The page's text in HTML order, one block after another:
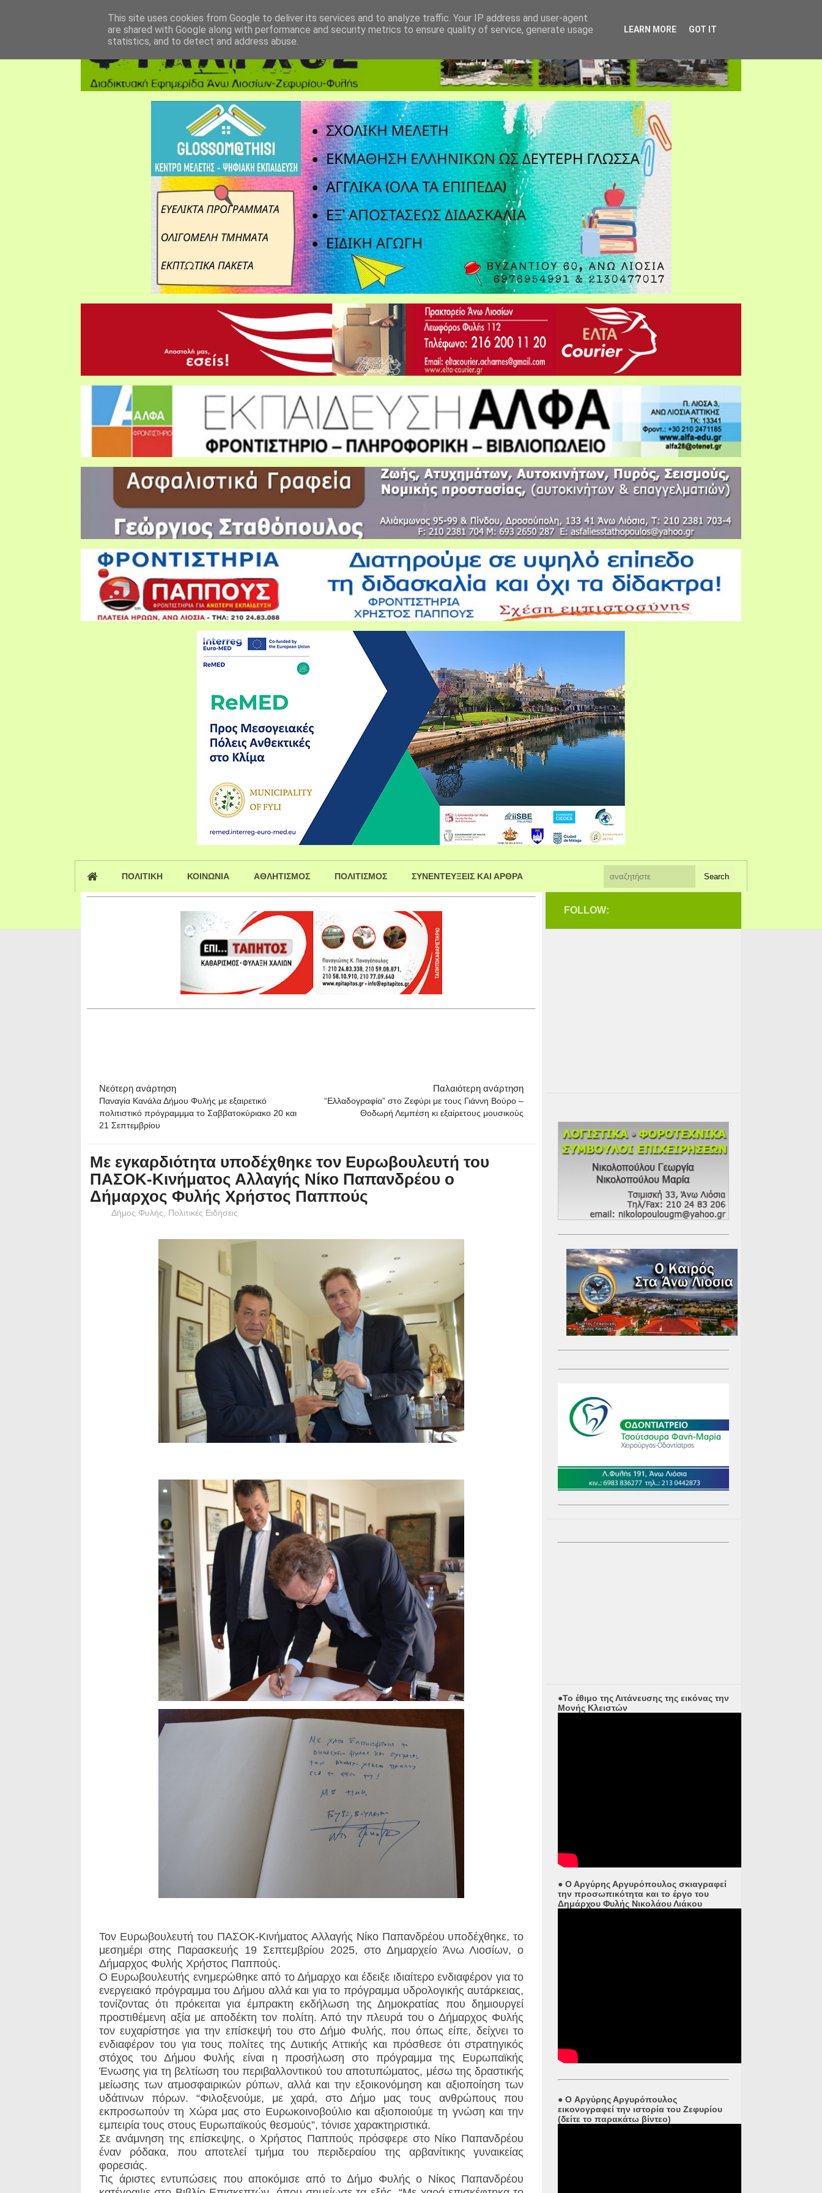
ΠΟΛΙΤΙΚΗ ΚΟΙΝΩΝΙΑ ΑΘΛΗΤΙΣΜΟΣ ΠΟΛΙΤΙΣΜΟΣ ΣΥΝΕΝΤΕΥΞΕΙΣ ΚΑΙ ΑΡΘΡΑ
Νεότερη ανάρτηση
Παναγία Κανάλα Δήμου Φυλής με εξαιρετικό
πολιτιστικό πρόγραμμμα το Σαββατοκύριακο 20 και
21 Σεπτεμβρίου
Παλαιότερη ανάρτηση
“Ελλαδογραφία” στο Ζεφύρι με τους Γιάννη Βούρο –
Θοδωρή Λεμπέση κι εξαίρετους μουσικούς
Με εγκαρδιότητα υποδέχθηκε τον Ευρωβουλευτή του
ΠΑΣΟΚ-Κινήματος Αλλαγής Νίκο Παπανδρέου ο
Δήμαρχος Φυλής Χρήστος Παππούς
Δήμος Φυλής Πολιτικές Ειδήσεις
Τον Ευρωβουλευτή του ΠΑΣΟΚ-Κινήματος Αλλαγής Νίκο Παπανδρέου υποδέχθηκε, το
μεσημέρι στης Παρασκευής 19 Σεπτεμβρίου 2025, στο Δημαρχείο Άνω Λιοσίων, ο
Δήμαρχος Φυλής Χρήστος Παππούς.
Ο Ευρωβουλευτής ενημερώθηκε από το Δήμαρχο και έδειξε ιδιαίτερο ενδιαφέρον για το
ενεργειακό πρόγραμμα του Δήμου αλλά και για το πρόγραμμα υδρολογικής αυτάρκειας,
τονίζοντας ότι πρόκειται για έμπρακτη εκδήλωση της Δημοκρατίας που δημιουργεί
προστιθέμενη αξία με αποδέκτη τον πολίτη. Από την πλευρά του ο Δήμαρχος Φυλής
τον ευχαρίστησε για την επίσκεψή του στο Δήμο Φυλής, που όπως είπε, δείχνει το
ενδιαφέρον του για τους πολίτες της Δυτικής Αττικής και πρόσθεσε ότι στρατηγικός
στόχος του Δήμου Φυλής είναι η προσήλωση στο πρόγραμμα της Ευρωπαϊκής
Ένωσης για τη βελτίωση του περιβαλλοντικού του αποτυπώματος, μέσω της δραστικής
μείωσης των ατμοσφαιρικών ρύπων, αλλά και την εξοικονόμηση και αξιοποίηση των
υδάτινων πόρων. “Φιλοξενούμε, με χαρά, στο Δήμο μας τους ανθρώπους που
εκπροσωπούν τη Χώρα μας στο Ευρωκοινοβούλιο και αξιοποιούμε τη γνώση και την
εμπειρία τους στους Ευρωπαϊκούς θεσμούς”, τόνισε χαρακτηριστικά.
Σε ανάμνηση της επίσκεψης, ο Χρήστος Παππούς πρόσφερε στο Νίκο Παπανδρέου
έναν ρόδακα, που αποτελεί τμήμα του περιδεραίου της αρβανίτικης γυναικείας
φορεσιάς.
Τις άριστες εντυπώσεις που αποκόμισε από το Δήμο Φυλής ο Νίκος Παπανδρέου
FOLLOW:
●Το έθιμο της Λιτάνευσης της εικόνας την
Μονής Κλειστών
● Ο Αργύρης Αργυρόπουλος σκιαγραφεί
την προσωπικότητα και το έργο του
Δημάρχου Φυλής Νικολάου Λιάκου
● O Αργύρης Αργυρόπουλος
εικονογραφεί την ιστορία του Ζεφυρίου
(δείτε το παρακάτω βίντεο)
This site uses cookies from Google to deliver its services and to analyze traffic. Your IP address and user-agent
are shared with Google along with performance and security metrics to ensure quality of service, generate usage
statistics, and to detect and address abuse.
LEARN MORE GOT IT